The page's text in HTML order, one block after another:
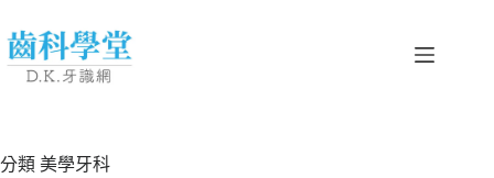
分類 美學牙科